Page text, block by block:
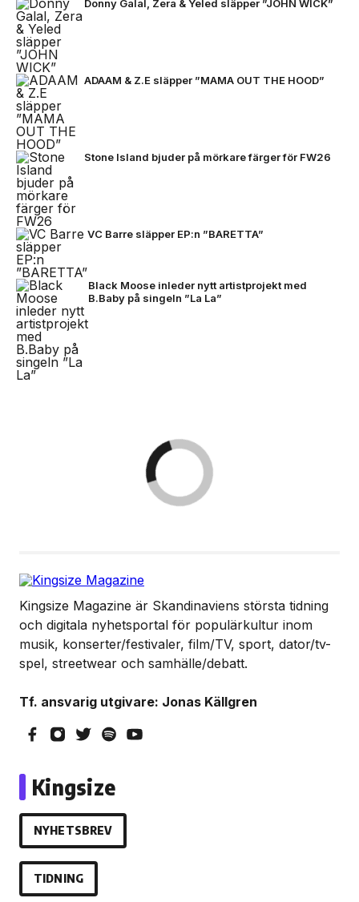
Donny Galal, Zera & Yeled släpper ”JOHN WICK”
ADAAM & Z.E släpper ”MAMA OUT THE HOOD”
Stone Island bjuder på mörkare färger för FW26
VC Barre släpper EP:n ”BARETTA”
Black Moose inleder nytt artistprojekt med
B.Baby på singeln ”La La”
Kingsize Magazine är Skandinaviens största tidning
och digitala nyhetsportal för populärkultur inom
musik, konserter/festivaler, film/TV, sport, dator/tv-
spel, streetwear och samhälle/debatt.
Tf. ansvarig utgivare: Jonas Källgren
Kingsize
NYHETSBREV
TIDNING